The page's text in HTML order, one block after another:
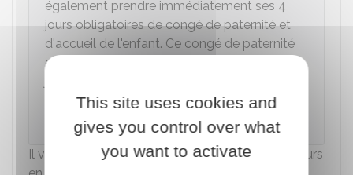
également prendre immédiatement ses 4
jours obligatoires de congé de paternité et
d'accueil de l'enfant. Ce congé de paternité
et d'accueil de l'enfant est décompté en
Le salarié doit donc prendre un congé
cumulé du lundi au dimanche.
Il vous reste alors 21 jourscalendaires (ou 28 jours
This site uses cookies and
gives you control over what
you want to activate